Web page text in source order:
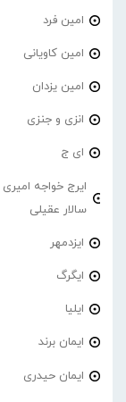
امین فرد
امین کاویانی
امین یزدان
انزی و جنزی
ای ج
ایرج خواجه امیری
سالار عقیلی
ایزدمهر
ایگرگ
ایلیا
ایمان برند
ایمان حیدری